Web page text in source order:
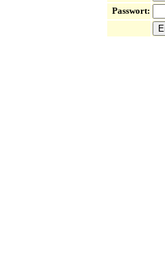
Passwort: